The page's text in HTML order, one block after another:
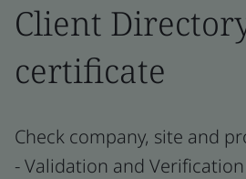
Client
certificate
Check company, site and
- Validation and Verification